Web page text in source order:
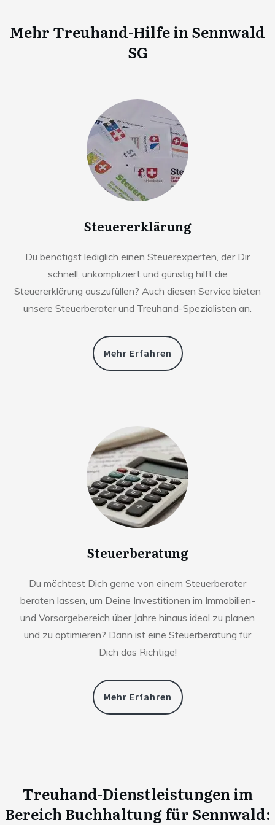
Mehr Treuhand-Hilfe in Sennwald
SG
Steuererklärung
Du benötigst lediglich einen Steuerexperten, der Dir
schnell, unkompliziert und günstig hilft die
Steuererklärung auszufüllen? Auch diesen Service bieten
unsere Steuerberater und Treuhand-Spezialisten an.
Mehr Erfahren
Steuerberatung
Du möchtest Dich gerne von einem Steuerberater
beraten lassen, um Deine Investitionen im Immobilien-
und Vorsorgebereich über Jahre hinaus ideal zu planen
und zu optimieren? Dann ist eine Steuerberatung für
Dich das Richtige!
Mehr Erfahren
Treuhand-Dienstleistungen im
Bereich Buchhaltung für Sennwald: